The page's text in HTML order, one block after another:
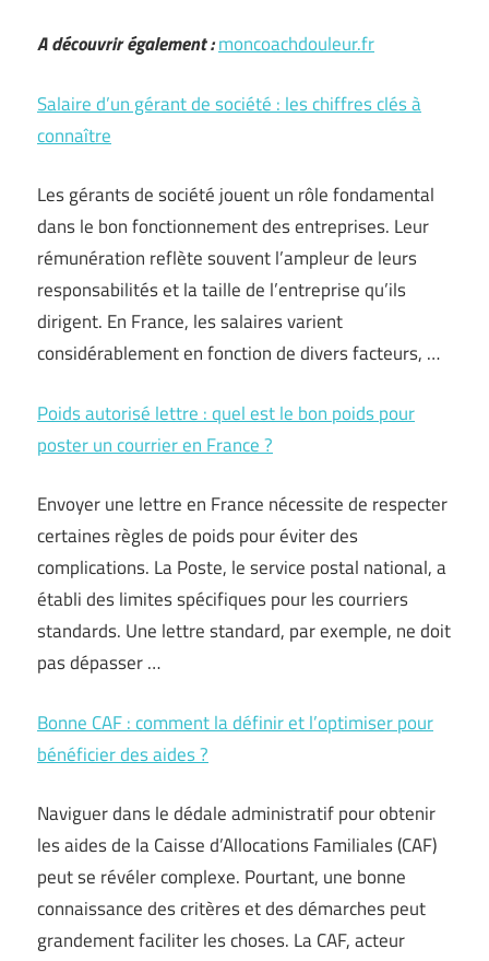
A découvrir également :moncoachdouleur.fr
Salaire d’un gérant de société : les chiffres clés à
connaître
Les gérants de société jouent un rôle fondamental
dans le bon fonctionnement des entreprises. Leur
rémunération reflète souvent l’ampleur de leurs
responsabilités et la taille de l’entreprise qu’ils
dirigent. En France, les salaires varient
considérablement en fonction de divers facteurs, …
Poids autorisé lettre : quel est le bon poids pour
poster un courrier en France ?
Envoyer une lettre en France nécessite de respecter
certaines règles de poids pour éviter des
complications. La Poste, le service postal national, a
établi des limites spécifiques pour les courriers
standards. Une lettre standard, par exemple, ne doit
pas dépasser …
Bonne CAF : comment la définir et l’optimiser pour
bénéficier des aides ?
Naviguer dans le dédale administratif pour obtenir
les aides de la Caisse d’Allocations Familiales (CAF)
peut se révéler complexe. Pourtant, une bonne
connaissance des critères et des démarches peut
grandement faciliter les choses. La CAF, acteur